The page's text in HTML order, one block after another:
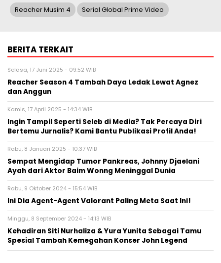
Reacher Musim 4 Serial Global Prime Video
BERITA TERKAIT
Selasa, 17 Juni 2025 - 09:52 WIB
Reacher Season 4 Tambah Daya Ledak Lewat Agnez
dan Anggun
Kamis, 17 April 2025 - 14:34 WIB
Ingin Tampil Seperti Seleb di Media? Tak Percaya Diri
Bertemu Jurnalis? Kami Bantu Publikasi Profil Anda!
Rabu, 8 Januari 2025 - 10:37 WIB
Sempat Mengidap Tumor Pankreas, Johnny Djaelani
Ayah dari Aktor Baim Wonng Meninggal Dunia
Rabu, 9 Oktober 2024 - 15:54 WIB
Ini Dia Agent-Agent Valorant Paling Meta Saat Ini!
Minggu, 8 September 2024 - 14:13 WIB
Kehadiran Siti Nurhaliza & Yura Yunita Sebagai Tamu
Spesial Tambah Kemegahan Konser John Legend